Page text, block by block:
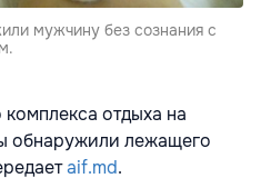
мужчину без сознания с
отдыха на
обнаружили лежащего
aif.md.